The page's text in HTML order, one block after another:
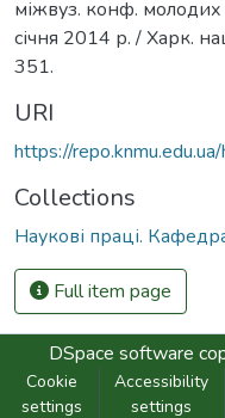
міжвуз. конф. молодих
січня 2014 р. / Харк.
351.
URI
https://
Collections
Наукові праці.
Full item page
DSpace software
Cookie
settings
Accessibility
settings